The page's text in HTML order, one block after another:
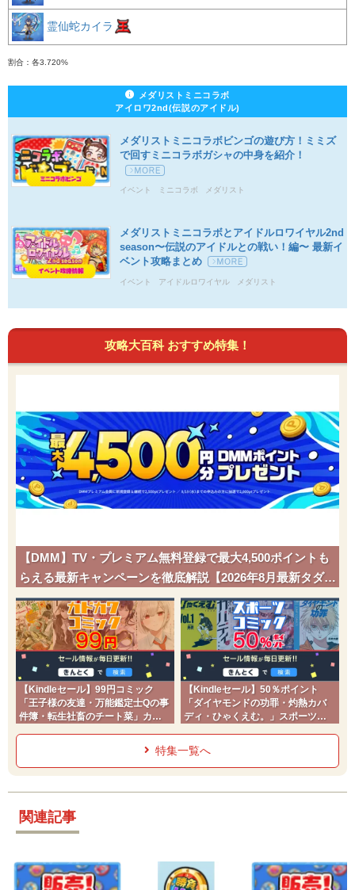
霊仙蛇カイラ
割合：各3.720%
メダリストミニコラボ
アイロワ2nd(伝説のアイドル)
メダリストミニコラボビンゴの遊び方！ミミズ
で回すミニコラボガシャの中身を紹介！
イベント ミニコラボ メダリスト
メダリストミニコラボとアイドルロワイヤル2nd
season〜伝説のアイドルとの戦い！編〜 最新イ
ベント攻略まとめ
イベント アイドルロワイヤル メダリスト
攻略大百科 おすすめ特集！
【DMM】TV・プレミアム無料登録で最大4,500ポイントも
らえる最新キャンペーンを徹底解説【2026年8月最新タダポ
チ】
【Kindleセール】99円コミック
「王子様の友達・万能鑑定士Qの事
件簿・転生社畜のチート菜」カド
【Kindleセール】50％ポイント
「ダイヤモンドの功罪・灼熱カバ
ディ・ひゃくえむ。」スポーツコ
特集一覧へ
関連記事